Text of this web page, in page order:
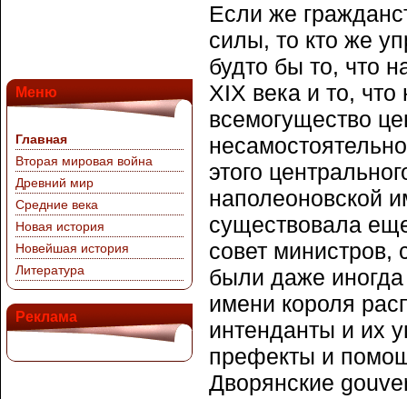
Меню
Главная
Вторая мировая война
Древний мир
Средние века
Новая история
Новейшая история
Литература
Реклама
Если же
силы, то кто же
будто бы то, что
XIX века и то,
всемогущество
этого
наполеоновской
существовала
совет
были даже
имени короля
интенданты и их
префекты и
Дворянские